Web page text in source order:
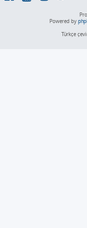
Powered by
Türkçe